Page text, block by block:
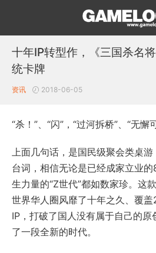
十年IP转型作，《三国杀名
统卡牌
资讯 2018-06-05
“杀！”、“闪”，“过河拆桥”、“无懈
上面几句话，是国民级聚会类桌
台词，相信无论是已经成家立业
生力量的“Z世代”都如数家珍。这
世界华人圈风靡了十年之久、覆
IP，打破了国人没有属于自己的原
了一段全新的时代。